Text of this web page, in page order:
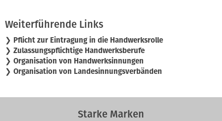
Weiterführende Links
❯ Pflicht zur Eintragung in die Handwerksrolle
❯ Zulassungspflichtige Handwerksberufe
❯ Organisation von Handwerksinnungen
❯ Organisation von Landesinnungsverbänden
Starke Marken